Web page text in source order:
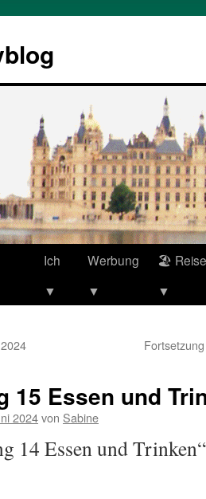
Ich
▼
Werbung
▼
🏖
▼
15 Essen und
2024von Sabine
14 Essen und